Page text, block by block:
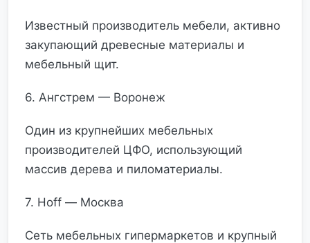
Известный производитель мебели, активно
закупающий древесные материалы и
мебельный щит.
6. Ангстрем — Воронеж
Один из крупнейших мебельных
производителей ЦФО, использующий
массив дерева и пиломатериалы.
7. Hoff — Москва
Сеть мебельных гипермаркетов и крупный